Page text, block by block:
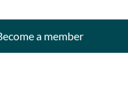
a member